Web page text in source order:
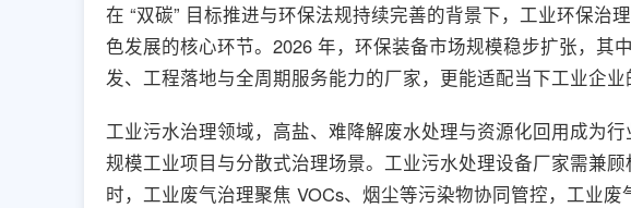
在 “双碳” 目标推进与环保法规持续完善的背景下，工业环保治
色发展的核心环节。2026 年，环保装备市场规模稳步扩张，
发、工程落地与全周期服务能力的厂家，更能适配当下工业企业
工业污水治理领域，高盐、难降解废水处理与资源化回用成为
规模工业项目与分散式治理场景。工业污水处理设备厂家需兼
时，工业废气治理聚焦 VOCs、烟尘等污染物协同管控，工业